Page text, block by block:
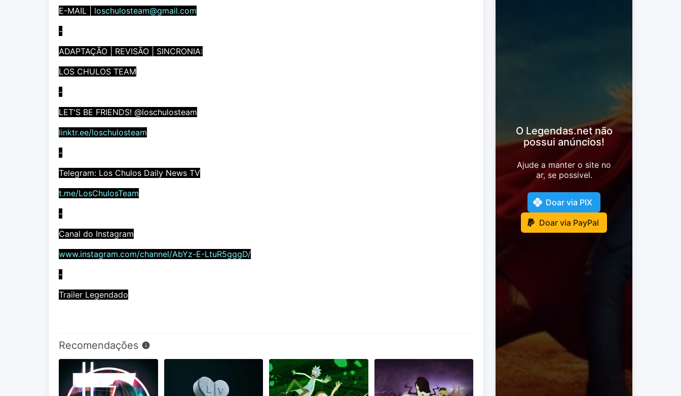
E-MAIL |
loschulosteam@gmail.com
-
ADAPTAÇÃO | REVISÃO | SINCRONIA:
LOS CHULOS TEAM
-
LET'S BE FRIENDS! @loschulosteam
linktr.ee/loschulosteam
-
Telegram: Los Chulos Daily News TV
t.me/LosChulosTeam
-
Canal do Instagram
www.instagram.com/channel/AbYz-E-LtuR5gggD/
-
Trailer Legendado
Recomendações
O Legendas.net não
possui anúncios!
Ajude a manter o site no
ar, se possivel.
Doar via PIX
Doar via PayPal